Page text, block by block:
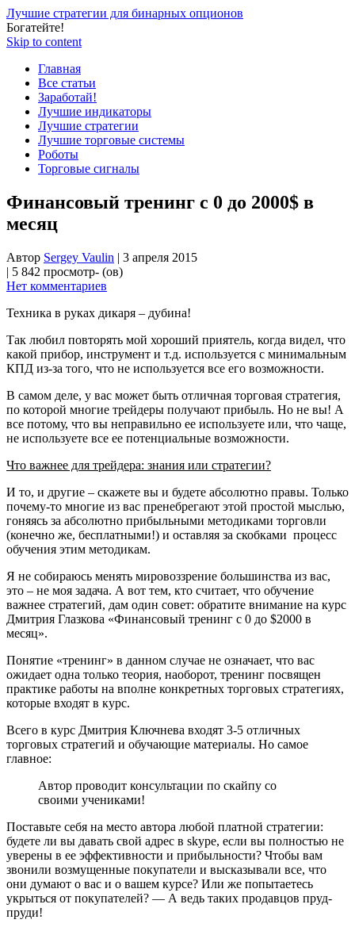
Лучшие стратегии для бинарных опционов
Богатейте!
Skip to content
Главная
Все статьи
Заработай!
Лучшие индикаторы
Лучшие стратегии
Лучшие торговые системы
Роботы
Торговые сигналы
Финансовый тренинг с 0 до 2000$ в
месяц
Автор Sergey Vaulin | 3 апреля 2015
| 5 842 просмотр- (ов)
Нет комментариев
Техника в руках дикаря – дубина!
Так любил повторять мой хороший приятель, когда видел, что
какой прибор, инструмент и т.д. используется с минимальным
КПД из-за того, что не используется все его возможности.
В самом деле, у вас может быть отличная торговая стратегия,
по которой многие трейдеры получают прибыль. Но не вы! А
все потому, что вы неправильно ее используете или, что чаще,
не используете все ее потенциальные возможности.
Что важнее для трейдера: знания или стратегии?
И то, и другие – скажете вы и будете абсолютно правы. Только
почему-то многие из вас пренебрегают этой простой мыслью,
гоняясь за абсолютно прибыльными методиками торговли
(конечно же, бесплатными!) и оставляя за скобками процесс
обучения этим методикам.
Я не собираюсь менять мировоззрение большинства из вас,
это – не моя задача. А вот тем, кто считает, что обучение
важнее стратегий, дам один совет: обратите внимание на курс
Дмитрия Глазкова «Финансовый тренинг с 0 до $2000 в
месяц».
Понятие «тренинг» в данном случае не означает, что вас
ожидает одна только теория, наоборот, тренинг посвящен
практике работы на вполне конкретных торговых стратегиях,
которые входят в курс.
Всего в курс Дмитрия Ключнева входят 3-5 отличных
торговых стратегий и обучающие материалы. Но самое
главное:
Автор проводит консультации по скайпу со
своими учениками!
Поставьте себя на место автора любой платной стратегии:
будете ли вы давать свой адрес в skype, если вы полностью не
уверены в ее эффективности и прибыльности? Чтобы вам
звонили возмущенные покупатели и высказывали все, что
они думают о вас и о вашем курсе? Или же попытаетесь
укрыться от покупателей? — А ведь таких продавцов пруд-
пруди!